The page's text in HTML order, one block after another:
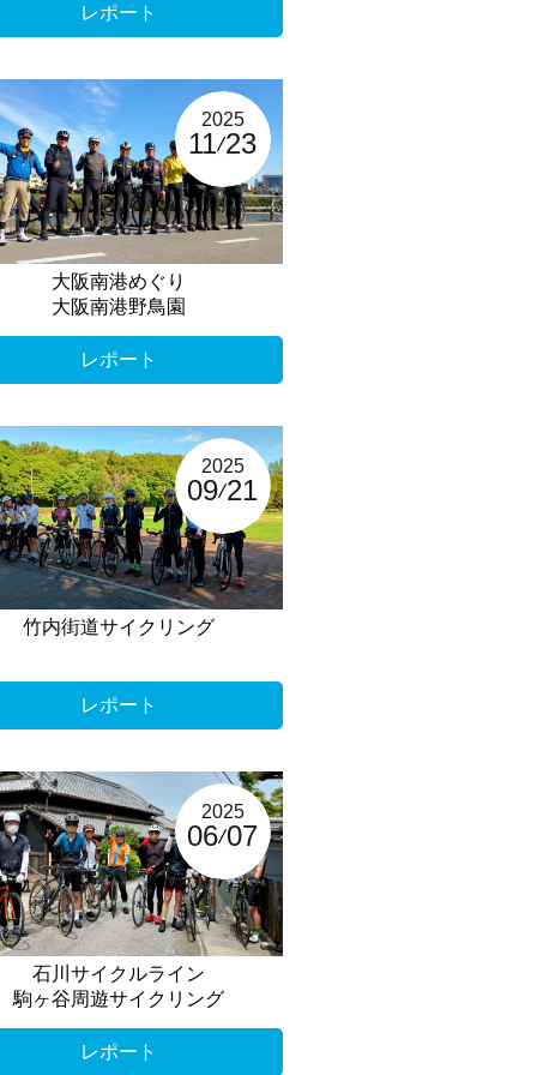
レポート
2025
11 23
大阪南港めぐり
大阪南港野鳥園
レポート
2025
09 21
竹内街道サイクリング
レポート
2025
06 07
石川サイクルライン
駒ヶ谷周遊サイクリング
レポート